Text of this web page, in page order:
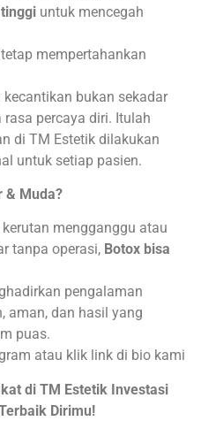
untuk mencegah
mempertahankan
bukan sekadar
percaya diri. Itulah
di TM Estetik dilakukan
untuk setiap pasien.
& Muda?
mengganggu atau
tanpa operasi, Botox bisa
pengalaman
aman, dan hasil yang
puas.
atau klik link di bio kami
di TM Estetik Investasi
Dirimu!